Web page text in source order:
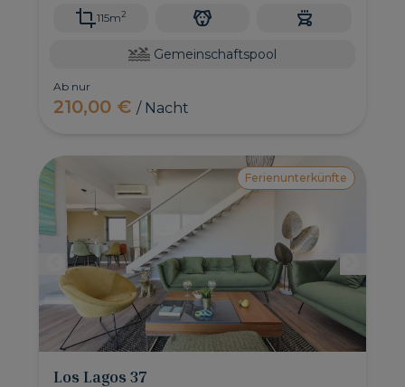
115m2
Gemeinschaftspool
Ab nur
210,00 €/ Nacht
Ferienunterkünfte
Los Lagos 37